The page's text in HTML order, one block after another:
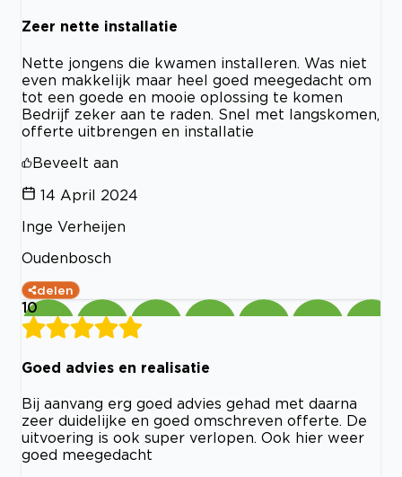
Zeer nette installatie
Nette jongens die kwamen installeren. Was niet
even makkelijk maar heel goed meegedacht om
tot een goede en mooie oplossing te komen
Bedrijf zeker aan te raden. Snel met langskomen,
offerte uitbrengen en installatie
Beveelt aan
14 April 2024
Inge Verheijen
Oudenbosch
delen
10
Goed advies en realisatie
Bij aanvang erg goed advies gehad met daarna
zeer duidelijke en goed omschreven offerte. De
uitvoering is ook super verlopen. Ook hier weer
goed meegedacht